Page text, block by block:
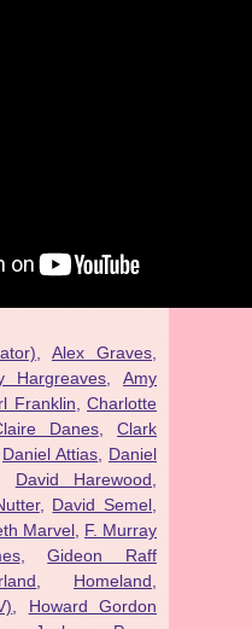
Alex Graves
Hargreaves
Amy
Franklin ,Charlotte
Danes,Clark
Daniel Attias
Daniel
David Harewood
, David Semel
Marvel F. Murray
,Gideon Raff
Homeland
Howard Gordon